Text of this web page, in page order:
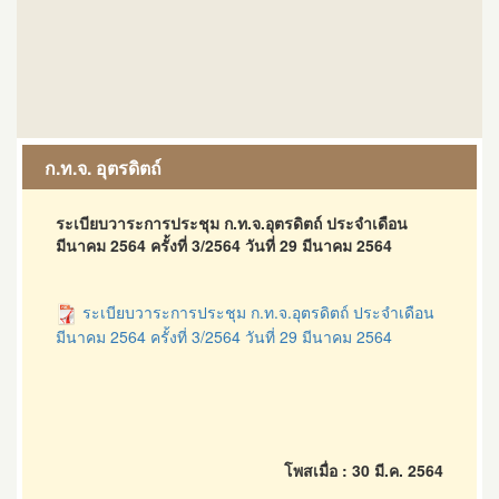
ก.ท.จ. อุตรดิตถ์
ระเบียบวาระการประชุม ก.ท.จ.อุตรดิตถ์ ประจำเดือน
มีนาคม 2564 ครั้งที่ 3/2564 วันที่ 29 มีนาคม 2564
ระเบียบวาระการประชุม ก.ท.จ.อุตรดิตถ์ ประจำเดือน
มีนาคม 2564 ครั้งที่ 3/2564 วันที่ 29 มีนาคม 2564
โพสเมื่อ : 30 มี.ค. 2564